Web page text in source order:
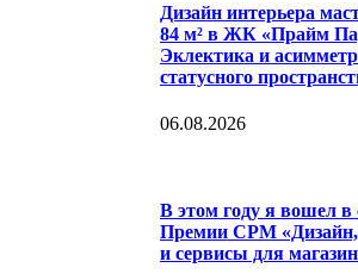
Дизайн интерьера
84 м² в ЖК «Прайм
Эклектика и
статусного
06.08.2026
В этом году я вошел
Премии CPM
и сервисы для